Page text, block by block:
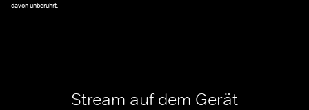
davon unberührt.
Stream auf dem Gerät